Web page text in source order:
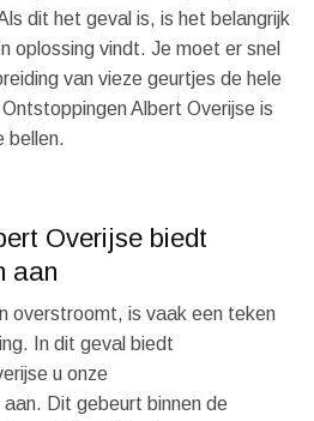
dit het geval is, is het belangrijk
oplossing vindt. Je moet er snel
van vieze geurtjes de hele
Albert Overijse is
bellen.
Overijse biedt
aan
overstroomt, is vaak een teken
In dit geval biedt
u onze
Dit gebeurt binnen de